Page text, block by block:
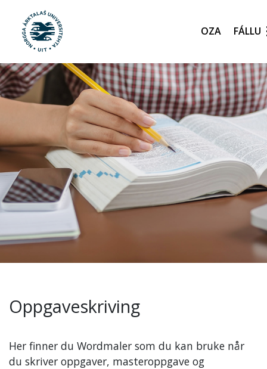
Gå til hovedinnhold
Oza
Oppgaveskriving
Her finner du Wordmaler som du kan bruke når
du skriver oppgaver, masteroppgave og